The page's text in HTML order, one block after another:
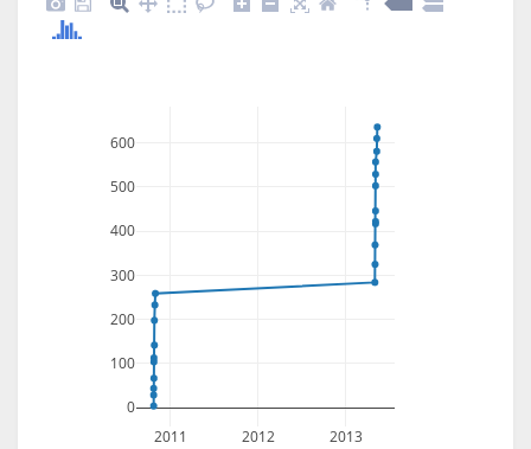
2011 2012 2013
0
100
200
300
400
500
600